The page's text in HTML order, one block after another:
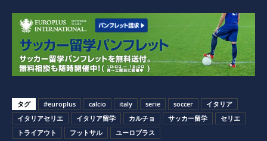
タグ #europlus calcio italy serie soccer
イタリア
イタリアセリエ
イタリア留学 カルチョ サッカー留学
セリエ
トライアウト
フットサル
ユーロプラス